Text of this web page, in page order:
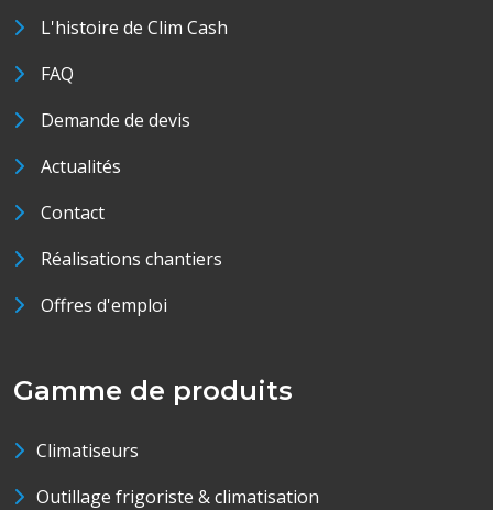
L'histoire de Clim Cash
FAQ
Demande de devis
Actualités
Contact
Réalisations chantiers
Offres d'emploi
Gamme de produits
Climatiseurs
Outillage frigoriste & climatisation